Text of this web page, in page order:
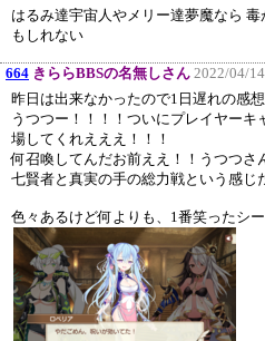
はるみ達宇宙人やメリー達夢魔なら
もしれない
664 きららBBSの名無しさん 2022/04/
昨日は出来なかったので1日遅れの感想
うつつー！！！！ついにプレイヤー
場してくれえええ！！！
何召喚してんだお前ええ！！うつつさ
七賢者と真実の手の総力戦という感じ
色々あるけど何よりも、1番笑ったシ